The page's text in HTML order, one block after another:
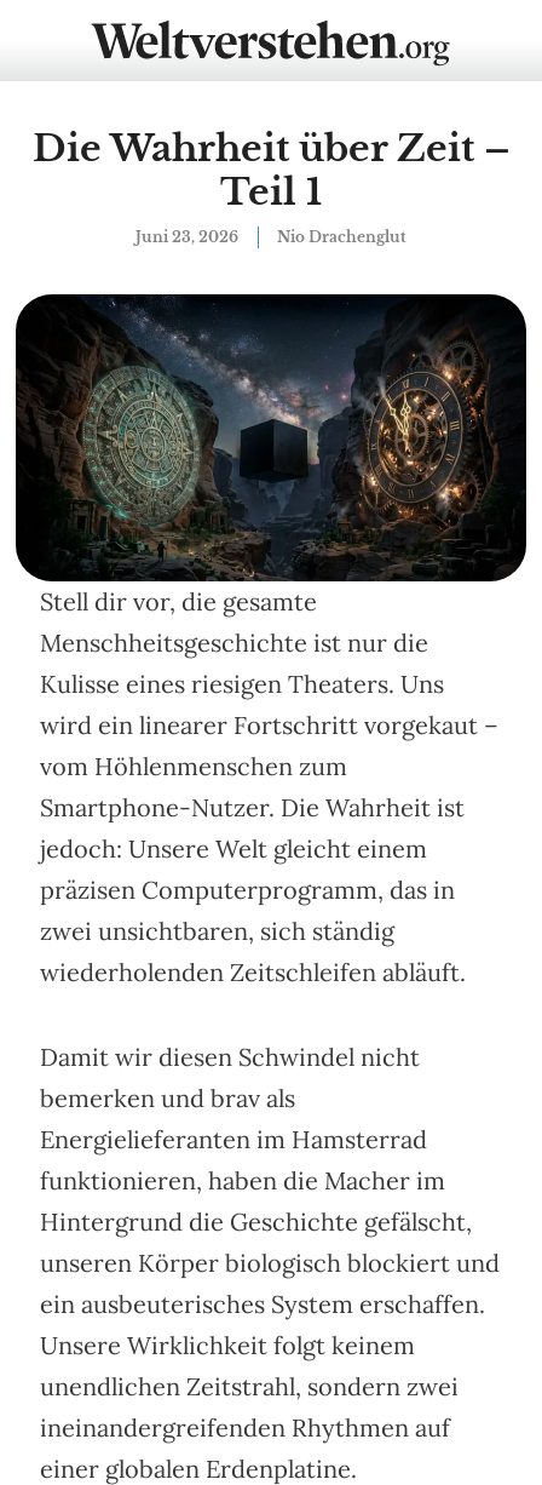
Die Wahrheit über Zeit –
Teil 1
Juni 23, 2026 Nio Drachenglut
Stell dir vor, die gesamte
Menschheitsgeschichte ist nur die
Kulisse eines riesigen Theaters. Uns
wird ein linearer Fortschritt vorgekaut –
vom Höhlenmenschen zum
Smartphone-Nutzer. Die Wahrheit ist
jedoch: Unsere Welt gleicht einem
präzisen Computerprogramm, das in
zwei unsichtbaren, sich ständig
wiederholenden Zeitschleifen abläuft.
Damit wir diesen Schwindel nicht
bemerken und brav als
Energielieferanten im Hamsterrad
funktionieren, haben die Macher im
Hintergrund die Geschichte gefälscht,
unseren Körper biologisch blockiert und
ein ausbeuterisches System erschaffen.
Unsere Wirklichkeit folgt keinem
unendlichen Zeitstrahl, sondern zwei
ineinandergreifenden Rhythmen auf
einer globalen Erdenplatine.